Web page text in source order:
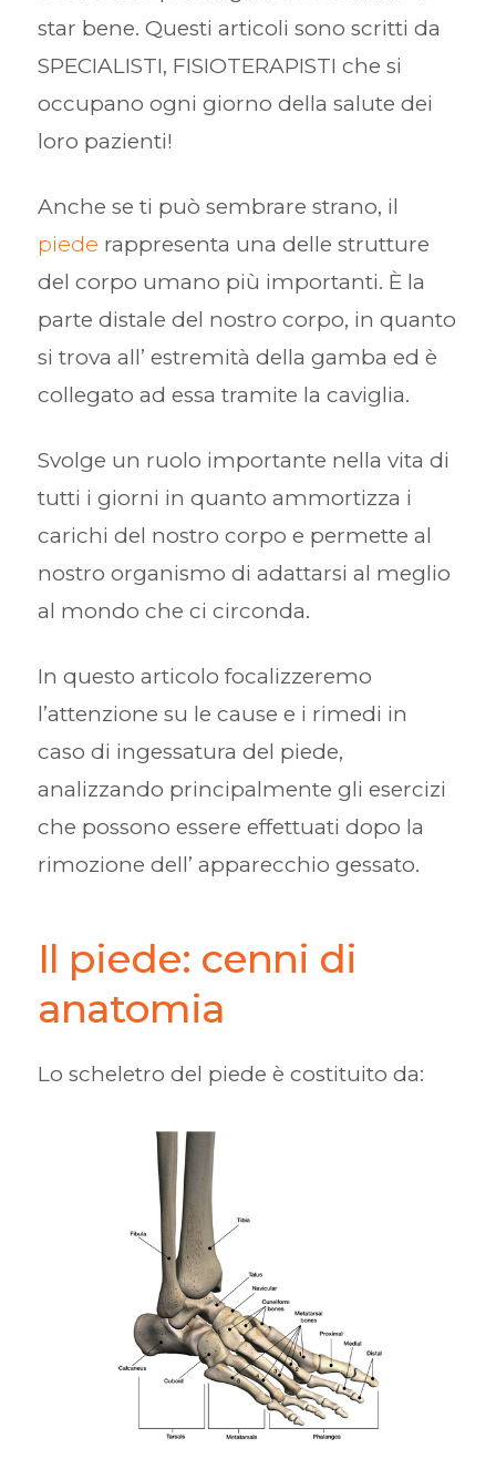
star bene. Questi articoli sono scritti da
SPECIALISTI, FISIOTERAPISTI che si
occupano ogni giorno della salute dei
loro pazienti!
Anche se ti può sembrare strano, il
piede rappresenta una delle strutture
del corpo umano più importanti. È la
parte distale del nostro corpo, in quanto
si trova all’ estremità della gamba ed è
collegato ad essa tramite la caviglia.
Svolge un ruolo importante nella vita di
tutti i giorni in quanto ammortizza i
carichi del nostro corpo e permette al
nostro organismo di adattarsi al meglio
al mondo che ci circonda.
In questo articolo focalizzeremo
l’attenzione su le cause e i rimedi in
caso di ingessatura del piede,
analizzando principalmente gli esercizi
che possono essere effettuati dopo la
rimozione dell’ apparecchio gessato.
Il piede: cenni di
anatomia
Lo scheletro del piede è costituito da: